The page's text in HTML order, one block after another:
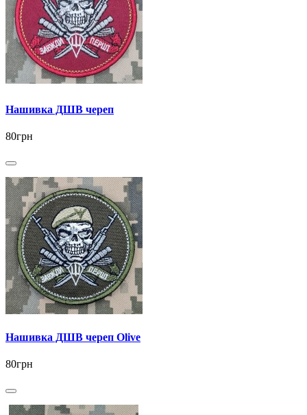
Нашивка ДШВ череп
80грн
Нашивка ДШВ череп Olive
80грн